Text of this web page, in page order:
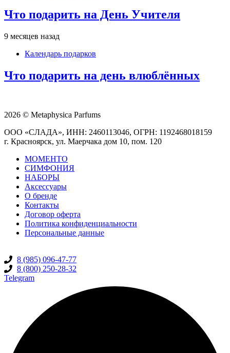
Что подарить на День Учителя
9 месяцев назад
Календарь подарков
Что подарить на день влюблённых
2026 © Metaphysica Parfums
ООО «СЛАДА», ИНН: 2460113046, ОГРН: 1192468018159
г. Красноярск, ул. Маерчака дом 10, пом. 120
МОМЕНТО
СИМФОНИЯ
НАБОРЫ
Аксессуары
О бренде
Контакты
Договор оферта
Политика конфиденциальности
Персональные данные
8 (985) 096-47-77
8 (800) 250-28-32
Telegram